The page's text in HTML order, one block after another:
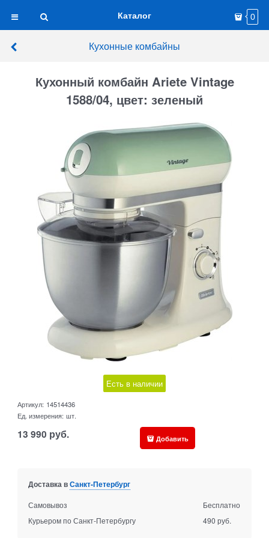
Каталог 0
Кухонные комбайны
Кухонный комбайн Ariete Vintage
1588/04, цвет: зеленый
Есть в наличии
Артикул: 14514436
Ед. измерения: шт.
13 990 руб. Добавить
Доставка вСанкт-Петербург
Самовывоз
Бесплатно
Курьером по Санкт-Петербургу
490 руб.